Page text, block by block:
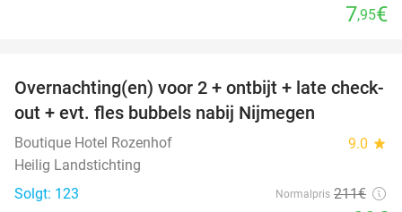
7,95€
53%
Overnachting(en) voor 2 + ontbijt + late check-
out + evt. fles bubbels nabij Nijmegen
Boutique Hotel Rozenhof 9.0 star
Heilig Landstichting
Solgt: 123
Normalpris 211€